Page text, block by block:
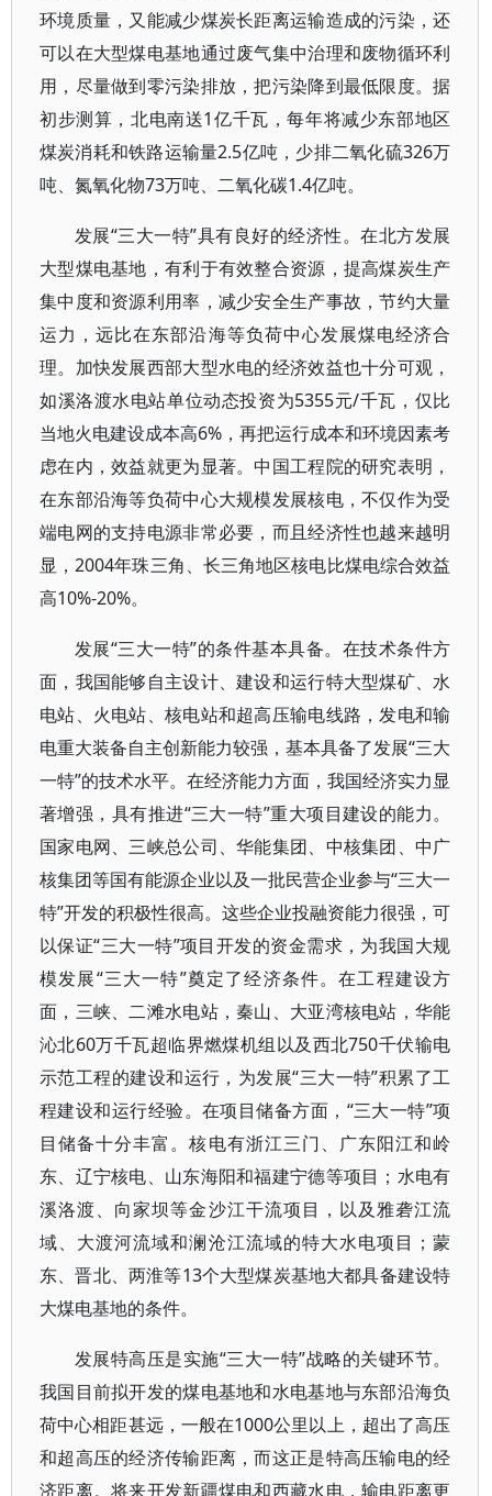
环境质量，又能减少煤炭长距离运输造成的污染，还
可以在大型煤电基地通过废气集中治理和废物循环利
用，尽量做到零污染排放，把污染降到最低限度。据
初步测算，北电南送1亿千瓦，每年将减少东部地区
煤炭消耗和铁路运输量2.5亿吨，少排二氧化硫326万
吨、氮氧化物73万吨、二氧化碳1.4亿吨。
发展“三大一特”具有良好的经济性。在北方发展
大型煤电基地，有利于有效整合资源，提高煤炭生产
集中度和资源利用率，减少安全生产事故，节约大量
运力，远比在东部沿海等负荷中心发展煤电经济合
理。加快发展西部大型水电的经济效益也十分可观，
如溪洛渡水电站单位动态投资为5355元/千瓦，仅比
当地火电建设成本高6%，再把运行成本和环境因素考
虑在内，效益就更为显著。中国工程院的研究表明，
在东部沿海等负荷中心大规模发展核电，不仅作为受
端电网的支持电源非常必要，而且经济性也越来越明
显，2004年珠三角、长三角地区核电比煤电综合效益
高10%-20%。
发展“三大一特”的条件基本具备。在技术条件方
面，我国能够自主设计、建设和运行特大型煤矿、水
电站、火电站、核电站和超高压输电线路，发电和输
电重大装备自主创新能力较强，基本具备了发展“三大
一特”的技术水平。在经济能力方面，我国经济实力显
著增强，具有推进“三大一特”重大项目建设的能力。
国家电网、三峡总公司、华能集团、中核集团、中广
核集团等国有能源企业以及一批民营企业参与“三大一
特”开发的积极性很高。这些企业投融资能力很强，可
以保证“三大一特”项目开发的资金需求，为我国大规
模发展“三大一特”奠定了经济条件。在工程建设方
面，三峡、二滩水电站，秦山、大亚湾核电站，华能
沁北60万千瓦超临界燃煤机组以及西北750千伏输电
示范工程的建设和运行，为发展“三大一特”积累了工
程建设和运行经验。在项目储备方面，“三大一特”项
目储备十分丰富。核电有浙江三门、广东阳江和岭
东、辽宁核电、山东海阳和福建宁德等项目；水电有
溪洛渡、向家坝等金沙江干流项目，以及雅砻江流
域、大渡河流域和澜沧江流域的特大水电项目；蒙
东、晋北、两淮等13个大型煤炭基地大都具备建设特
大煤电基地的条件。
发展特高压是实施“三大一特”战略的关键环节。
我国目前拟开发的煤电基地和水电基地与东部沿海负
荷中心相距甚远，一般在1000公里以上，超出了高压
和超高压的经济传输距离，而这正是特高压输电的经
济距离。将来开发新疆煤电和西藏水电，输电距离更